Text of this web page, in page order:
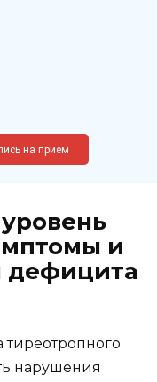
62, к12
на прием
и
дефицита
нарушения